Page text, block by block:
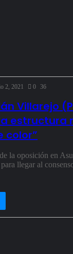
2, 2021 0 36
Villarejo
estructura
color”
la oposición en
llegar al